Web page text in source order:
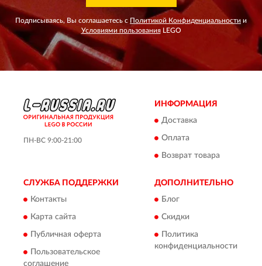
Подписываясь, Вы соглашаетесь с Политикой Конфиденциальности и
Условиями пользованияLEGO
ПН-ВС 9:00-21:00
ИНФОРМАЦИЯ
Доставка
Оплата
Возврат товара
СЛУЖБА ПОДДЕРЖКИ
Контакты
Карта сайта
Публичная оферта
Пользовательское
соглашение
ДОПОЛНИТЕЛЬНО
Блог
Скидки
Политика
конфиденциальности